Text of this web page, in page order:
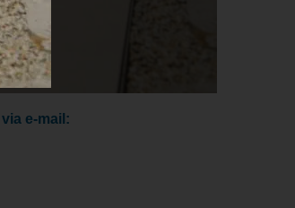
e-mail: